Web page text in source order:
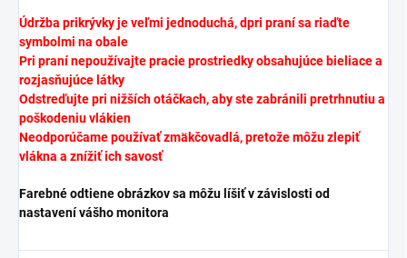
Údržba prikrývky je veľmi jednoduchá, dpri praní sa riaďte
symbolmi na obale
Pri praní nepoužívajte pracie prostriedky obsahujúce bieliace a
rozjasňujúce látky
Odstreďujte pri nižších otáčkach, aby ste zabránili pretrhnutiu a
poškodeniu vlákien
Neodporúčame používať zmäkčovadlá, pretože môžu zlepiť
vlákna a znížiť ich savosť
Farebné odtiene obrázkov sa môžu líšiť v závislosti od
nastavení vášho monitora